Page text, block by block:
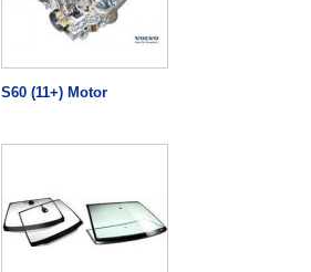
S60 (11+) Motor